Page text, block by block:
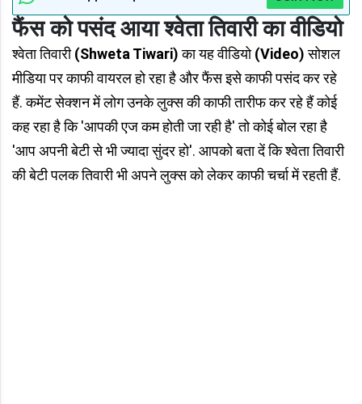
फैंस को पसंद आया श्वेता तिवारी का वीडियो
श्वेता तिवारी(Shweta Tiwari)का यह वीडियो(Video)सोशल
मीडिया पर काफी वायरल हो रहा है और फैंस इसे काफी पसंद कर रहे
हैं. कमेंट सेक्शन में लोग उनके लुक्स की काफी तारीफ कर रहे हैं कोई
कह रहा है कि 'आपकी एज कम होती जा रही है' तो कोई बोल रहा है
'आप अपनी बेटी से भी ज्यादा सुंदर हो'. आपको बता दें कि श्वेता तिवारी
की बेटी पलक तिवारी भी अपने लुक्स को लेकर काफी चर्चा में रहती हैं.